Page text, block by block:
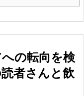
の転向を検
者さんと飲